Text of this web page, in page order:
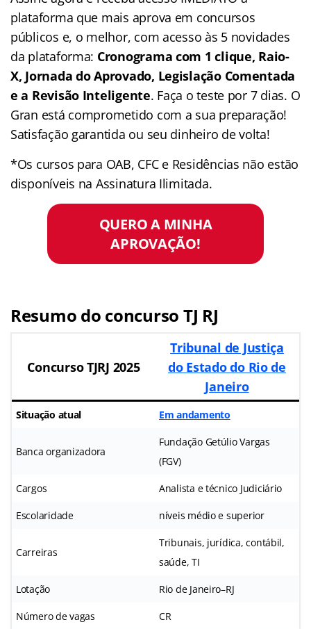
plataforma que mais aprova em concursos
públicos e, o melhor, com acesso às 5 novidades
da plataforma: Cronograma com 1 clique, Raio-
X, Jornada do Aprovado, Legislação Comentada
e a Revisão Inteligente. Faça o teste por 7 dias. O
Gran está comprometido com a sua preparação!
Satisfação garantida ou seu dinheiro de volta!
*Os cursos para OAB, CFC e Residências não estão
disponíveis na Assinatura Ilimitada.
QUERO A MINHA
APROVAÇÃO!
Resumo do concurso TJ RJ
Concurso TJRJ 2025
Tribunal de Justiça
do Estado do Rio de
Janeiro
Situação atual Em andamento
Banca organizadora
Fundação Getúlio Vargas
(FGV)
Cargos Analista e técnico Judiciário
Escolaridade níveis médio e superior
Carreiras
Tribunais, jurídica, contábil,
saúde, TI
Lotação Rio de Janeiro–RJ
Número de vagas CR